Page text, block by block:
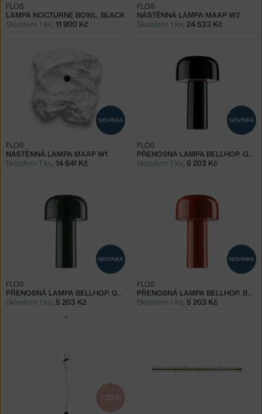
LAMPA NOCTURNE BOWL, BLACK
FLOS
Skladem 1 ks, 11 900 Kč
NÁSTĚNNÁ LAMPA MAAP W2
FLOS
Skladem 1 ks, 24 533 Kč
NOVINKA
NÁSTĚNNÁ LAMPA MAAP W1
FLOS
Skladem 1 ks 14 641 Kč
NOVINKA
PŘENOSNÁ LAMPA BELLHOP, GLOSSY BLACK
FLOS
Skladem 1 ks 5 203 Kč
NOVINKA
PŘENOSNÁ LAMPA BELLHOP, GLOSSY GREEN
FLOS
Skladem 1 ks 5 203 Kč
NOVINKA
PŘENOSNÁ LAMPA BELLHOP, BRICK RED
FLOS
Skladem 1 ks 5 203 Kč
−20 %